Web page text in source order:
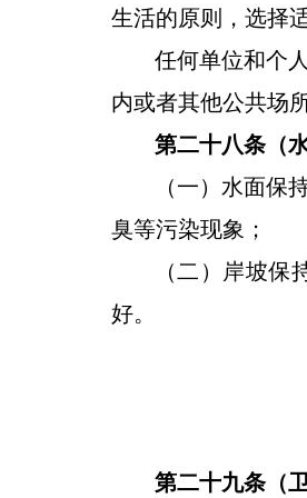
生活的原则， 选择
任何单位和个
内或者其他公共场
第二十八条（
（一）水面保
臭等污染现象；
（二）岸坡
好。
第二十九条（